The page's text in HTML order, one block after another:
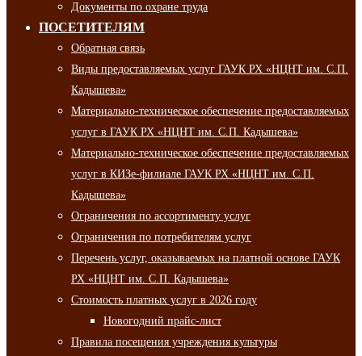
Документы по охране труда
ПОСЕТИТЕЛЯМ
Обратная связь
Виды предоставляемых услуг ГАУК РХ «НЦНТ им. С.П.
Кадышева»
Материально-техническое обеспечение предоставляемых
услуг в ГАУК РХ «НЦНТ им. С.П. Кадышева»
Материально-техническое обеспечение предоставляемых
услуг в КИЗе-филиале ГАУК РХ «НЦНТ им. С.П.
Кадышева»
Ограничения по ассортименту услуг
Ограничения по потребителям услуг
Перечень услуг, оказываемых на платной основе ГАУК
РХ «НЦНТ им. С.П. Кадышева»
Стоимость платных услуг в 2026 году
Новогодний прайс-лист
Правила посещения учреждения культуры